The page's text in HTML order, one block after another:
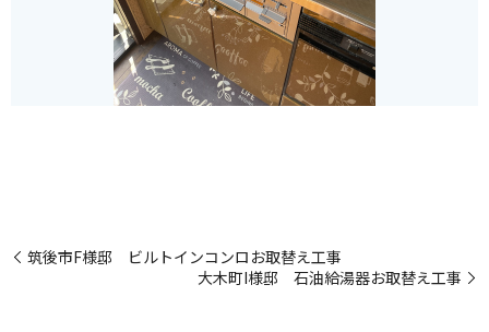
筑後市F様邸 ビルトインコンロお取替え工事
大木町I様邸 石油給湯器お取替え工事